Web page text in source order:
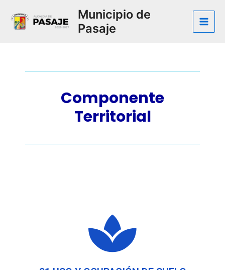
Municipio de
Pasaje
Componente
Territorial